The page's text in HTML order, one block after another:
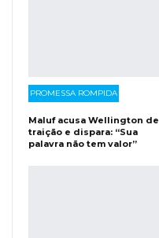
PROMESSA ROMPIDA
Maluf acusa Wellington de
traição e dispara: “Sua
palavra não tem valor”